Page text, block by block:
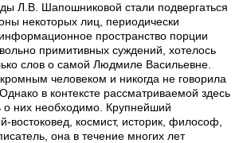
Л.В. Шапошниковой стали подвергаться
некоторых лиц, периодически
пространство порции
примитивных суждений, хотелось
слов о самой Людмиле Васильевне.
человеком и никогда не говорила
в контексте рассматриваемой здесь
о них необходимо. Крупнейший
востоковед, космист, историк, философ,
она в течение многих лет